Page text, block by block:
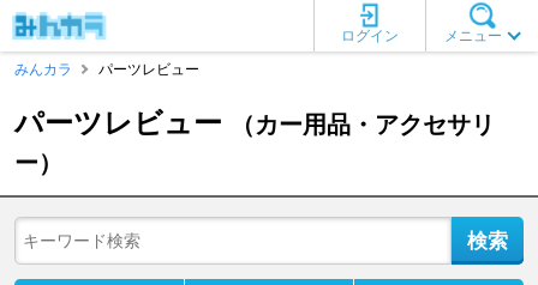
メニュー
ログイン
みんカラ
パーツレビュー
パーツレビュー
（カー用品・アクセサリ
ー）